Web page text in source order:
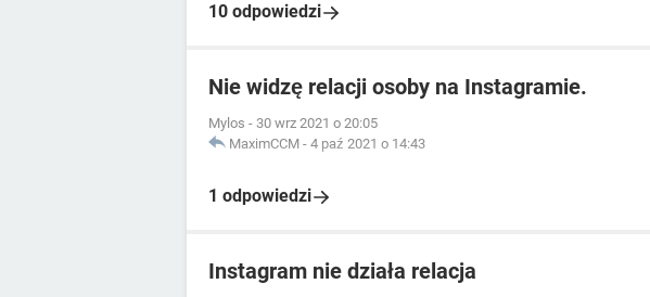
10 odpowiedzi
Nie widzę relacji osoby na Instagramie.
Mylos - 30 wrz 2021 o 20:05
MaximCCM - 4 paź 2021 o 14:43
1 odpowiedzi
Instagram nie działa relacja